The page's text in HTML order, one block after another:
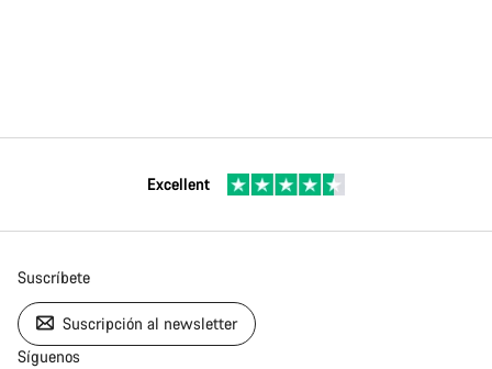
Excellent
Suscríbete
Suscripción al newsletter
Síguenos